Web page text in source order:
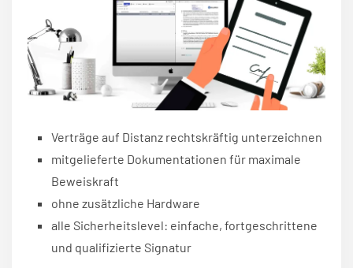
Verträge auf Distanz rechtskräftig unterzeichnen
mitgelieferte Dokumentationen für maximale
Beweiskraft
ohne zusätzliche Hardware
alle Sicherheitslevel: einfache, fortgeschrittene
und qualifizierte Signatur